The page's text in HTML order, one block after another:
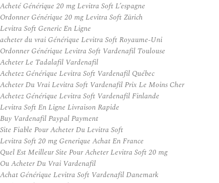
Acheté Générique 20 mg Levitra Soft L’espagne
Ordonner Générique 20 mg Levitra Soft Zürich
Levitra Soft Generic En Ligne
acheter du vrai Générique Levitra Soft Royaume-Uni
Ordonner Générique Levitra Soft Vardenafil Toulouse
Acheter Le Tadalafil Vardenafil
Achetez Générique Levitra Soft Vardenafil Québec
Acheter Du Vrai Levitra Soft Vardenafil Prix Le Moins Cher
Achetez Générique Levitra Soft Vardenafil Finlande
Levitra Soft En Ligne Livraison Rapide
Buy Vardenafil Paypal Payment
Site Fiable Pour Acheter Du Levitra Soft
Levitra Soft 20 mg Generique Achat En France
Quel Est Meilleur Site Pour Acheter Levitra Soft 20 mg
Ou Acheter Du Vrai Vardenafil
Achat Générique Levitra Soft Vardenafil Danemark